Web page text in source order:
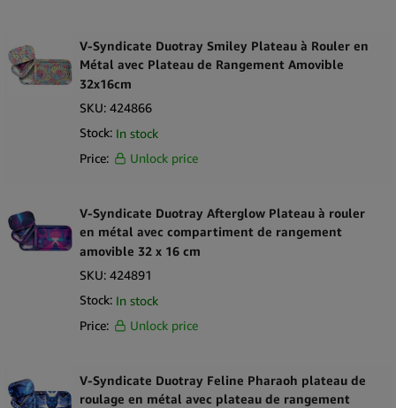
V-Syndicate Duotray Smiley Plateau à Rouler en
Métal avec Plateau de Rangement Amovible
32x16cm
SKU: 424866
Stock: In stock
Price:
Unlock price
V-Syndicate Duotray Afterglow Plateau à rouler
en métal avec compartiment de rangement
amovible 32 x 16 cm
SKU: 424891
Stock: In stock
Price:
Unlock price
V-Syndicate Duotray Feline Pharaoh plateau de
roulage en métal avec plateau de rangement